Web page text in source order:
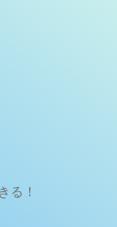
る！